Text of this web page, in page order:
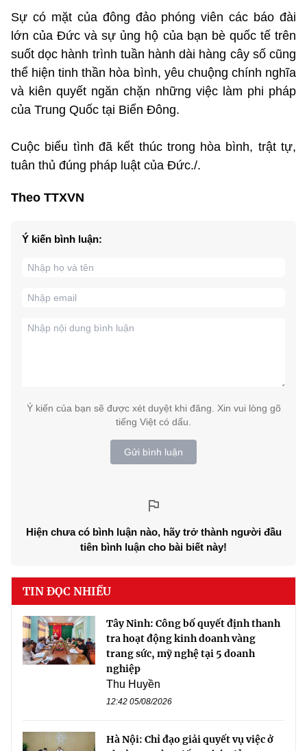
Sự có mặt của đông đảo phóng viên các báo đài
lớn của Đức và sự ủng hộ của bạn bè quốc tế trên
suốt dọc hành trình tuần hành dài hàng cây số cũng
thể hiện tinh thần hòa bình, yêu chuộng chính nghĩa
và kiên quyết ngăn chặn những việc làm phi pháp
của Trung Quốc tại Biển Đông.
Cuộc biểu tình đã kết thúc trong hòa bình, trật tự,
tuân thủ đúng pháp luật của Đức./.
Theo TTXVN
Ý kiến bình luận:
Ý kiến của bạn sẽ được xét duyệt khi đăng. Xin vui lòng gõ
tiếng Việt có dấu.
Gửi bình luận
Hiện chưa có bình luận nào, hãy trở thành người đầu
tiên bình luận cho bài biết này!
TIN ĐỌC NHIỀU
Tây Ninh: Công bố quyết định thanh
tra hoạt động kinh doanh vàng
trang sức, mỹ nghệ tại 5 doanh
nghiệp
Thu Huyền
12:42 05/08/2026
Hà Nội: Chỉ đạo giải quyết vụ việc ở